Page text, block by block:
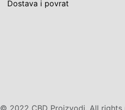
Dostava i povrat